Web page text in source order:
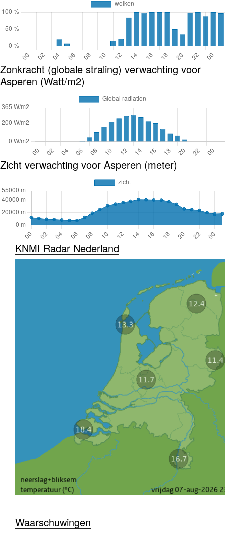
Zonkracht (globale straling) verwachting voor
Asperen (Watt/m2)
Zicht verwachting voor Asperen (meter)
KNMI Radar Nederland
Waarschuwingen